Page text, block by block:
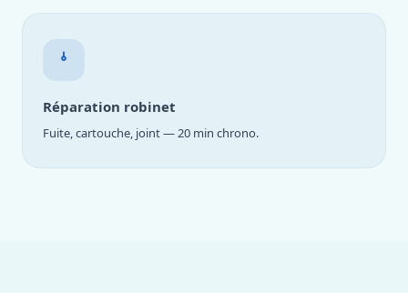
Réparation robinet
Fuite, cartouche, joint — 20 min chrono.